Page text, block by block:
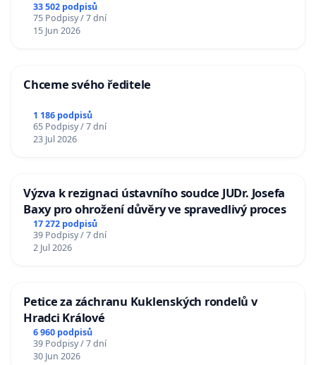
33 502 podpisů
75 Podpisy / 7 dní
15 Jun 2026
Chceme svého ředitele
1 186 podpisů
65 Podpisy / 7 dní
23 Jul 2026
Výzva k rezignaci ústavního soudce JUDr. Josefa
Baxy pro ohrožení důvěry ve spravedlivý proces
17 272 podpisů
39 Podpisy / 7 dní
2 Jul 2026
Petice za záchranu Kuklenských rondelů v
Hradci Králové
6 960 podpisů
39 Podpisy / 7 dní
30 Jun 2026